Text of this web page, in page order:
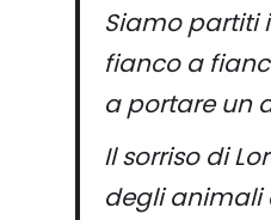
Siamo partiti
fianco a
a portare un
Il sorriso di
degli animali